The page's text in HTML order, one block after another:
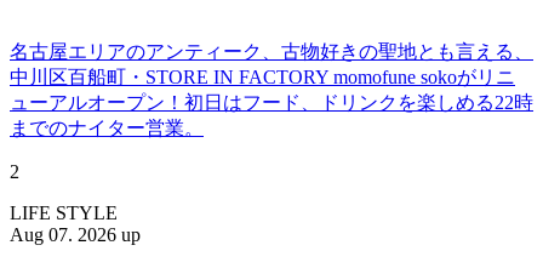
名古屋エリアのアンティーク、古物好きの聖地とも言える、
中川区百船町・STORE IN FACTORY momofune sokoがリニ
ューアルオープン！初日はフード、ドリンクを楽しめる22時
までのナイター営業。
2
LIFE STYLE
Aug 07. 2026 up